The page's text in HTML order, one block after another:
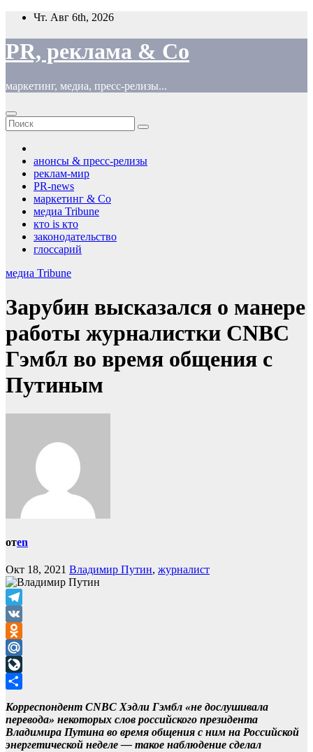
Перейти
содержимому
Чт. Авг 6th, 2026
PR, реклама & Co
маркетинг, медиа, пресс-релизы...
анонсы & пресс-релизы
реклам-мир
PR-news
маркетинг & Co
медиа Tribune
кто is кто
законодательство
глоссарий
медиа Tribune
Зарубин высказался о манере
работы журналистки CNBC
Гэмбл во время общения с
Путиным
отen
Окт 18, 2021 Владимир Путин, журналист
Telegram
VK
Odnoklassniki
Mail.Ru
LiveJournal
Корреспондент CNBC Хэдли Гэмбл «не дослушивала
перевода» некоторых слов российского президента
Владимира Путина во время общения с ним на Российской
энергетической неделе — такое наблюдение сделал